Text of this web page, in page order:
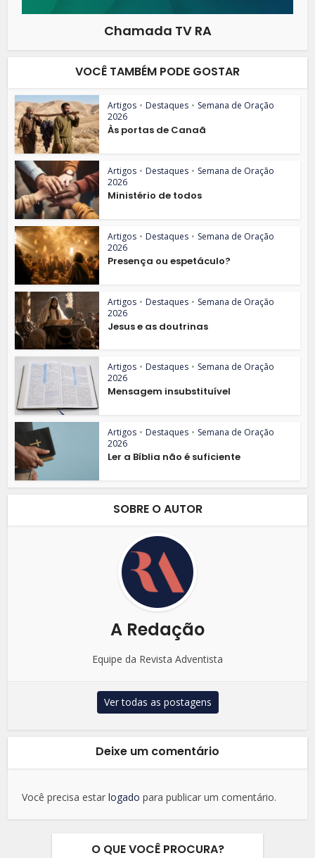
Chamada TV RA
VOCÊ TAMBÉM PODE GOSTAR
Artigos • Destaques • Semana de Oração
2026
Às portas de Canaã
Artigos • Destaques • Semana de Oração
2026
Ministério de todos
Artigos • Destaques • Semana de Oração
2026
Presença ou espetáculo?
Artigos • Destaques • Semana de Oração
2026
Jesus e as doutrinas
Artigos • Destaques • Semana de Oração
2026
Mensagem insubstituível
Artigos • Destaques • Semana de Oração
2026
Ler a Bíblia não é suficiente
SOBRE O AUTOR
A Redação
Equipe da Revista Adventista
Ver todas as postagens
Deixe um comentário
Você precisa estarlogado para publicar um comentário.
O QUE VOCÊ PROCURA?